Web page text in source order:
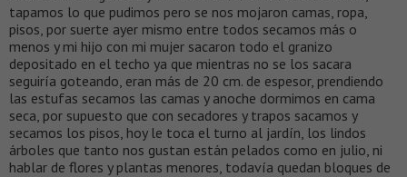
tapamos lo que pudimos pero se nos mojaron camas, ropa,
pisos, por suerte ayer mismo entre todos secamos más o
menos y mi hijo con mi mujer sacaron todo el granizo
depositado en el techo ya que mientras no se los sacara
seguiría goteando, eran más de 20 cm. de espesor, prendiendo
las estufas secamos las camas y anoche dormimos en cama
seca, por supuesto que con secadores y trapos sacamos y
secamos los pisos, hoy le toca el turno al jardín, los lindos
árboles que tanto nos gustan están pelados como en julio, ni
hablar de flores y plantas menores, todavía quedan bloques de